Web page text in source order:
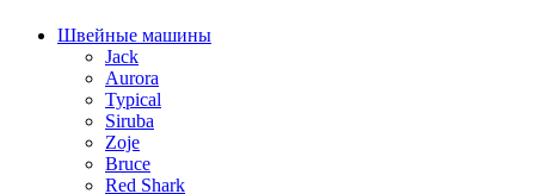
Швейные машины
Jack
Aurora
Typical
Siruba
Zoje
Bruce
Red Shark